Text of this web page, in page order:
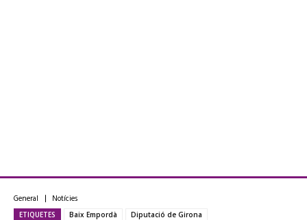
General Notícies
ETIQUETES Baix Empordà
Diputació de Girona